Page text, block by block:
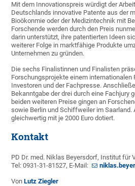
Mit dem Innovationspreis würdigt der
Deutschlands innovative Patente aus der
Bioökonmie oder der Medizintechnik mit
Forschende werden durch den Preis
darin unterstützt, ihre patentierten Ideen
weiterer Folge in marktfähige Produkte
Unternehmen zu gründen.
Die sechs Finalistinnen und Finalisten
Forschungsprojekte einem internationalen
Investoren und der Fachpresse.
Bekanntgabe der drei durch eine Fachjury
beiden weiteren Preise gingen an
sowie Berlin und Schiffweiler im Saarland.
gleichwertig mit je 2000 Euro dotiert.
Kontakt
PD Dr. med. Niklas Beyersdorf, Institut für
Tel: 0931-31-81527, E-Mail:
VonLutz Ziegler